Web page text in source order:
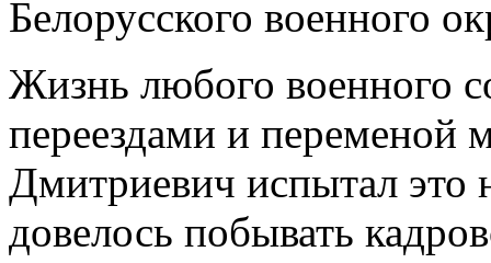
Белорусского военного
Жизнь любого военного
переездами и переменой
Дмитриевич испытал это
довелось побывать